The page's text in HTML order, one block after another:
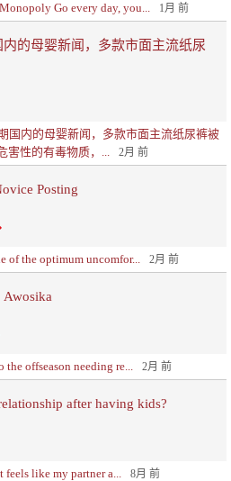
Go every day, you... 1月 前
的母婴新闻，多款市面主流纸尿
国内的母婴新闻，多款市面主流纸尿裤被
害性的有毒物质，...
2月 前
Posting
of the optimum uncomfor... 2月 前
Awosika
the offseason needing re... 2月 前
after having kids?
like my partner a... 8月 前